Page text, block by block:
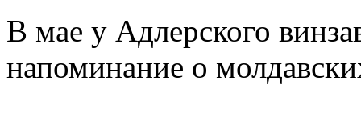
В мае у Адлерского
напоминание о